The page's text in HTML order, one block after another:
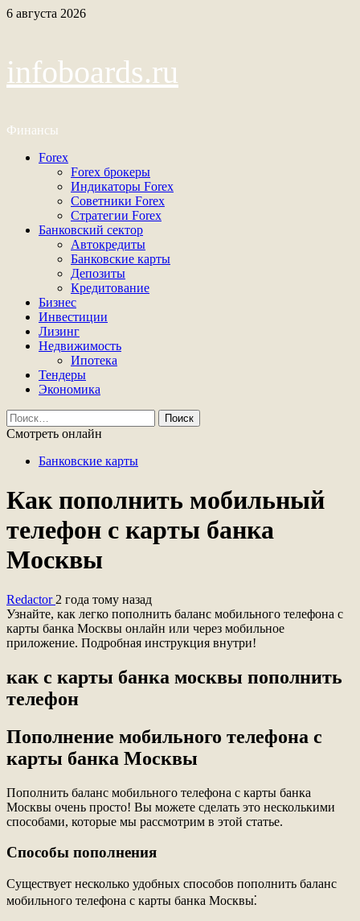
Перейти
6 августа 2026
infoboards.ru
Финансы
Основное
Forex
Forex брокеры
Индикаторы Forex
Советники Forex
Стратегии Forex
Банковский сектор
Автокредиты
Банковские карты
Депозиты
Кредитование
Бизнес
Инвестиции
Лизинг
Недвижимость
Ипотека
Тендеры
Экономика
Найти:
Смотреть онлайн
Банковские карты
Как пополнить мобильный
телефон с карты банка
Москвы
Redactor 2 года тому назад
Узнайте, как легко пополнить баланс мобильного телефона с
карты банка Москвы онлайн или через мобильное
приложение. Подробная инструкция внутри!
как с карты банка москвы пополнить
телефон
Пополнение мобильного телефона с
карты банка Москвы
Пополнить баланс мобильного телефона с карты банка
Москвы очень просто! Вы можете сделать это несколькими
способами, которые мы рассмотрим в этой статье.
Способы пополнения
Существует несколько удобных способов пополнить баланс
мобильного телефона с карты банка Москвы⁚